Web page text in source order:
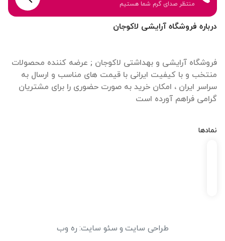
درباره فروشگاه آرایشی لاکوجان
فروشگاه آرایشی و بهداشتی لاکوجان ; عرضه کننده محصولات
منتخب و با کیفیت ایرانی با قیمت های مناسب و ارسال به
سراسر ایران ، امکان خرید به صورت حضوری را برای مشتریان
گرامی فراهم آورده است
نمادها
منتظر صدای گرم شما هستیم
طراحی سایت و سئو سایت: ره وب